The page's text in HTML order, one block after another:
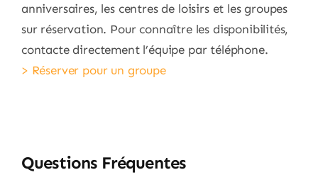
anniversaires, les centres de loisirs et les groupes
sur réservation. Pour connaître les disponibilités,
contacte directement l’équipe par téléphone.
> Réserver pour un groupe
Questions Fréquentes